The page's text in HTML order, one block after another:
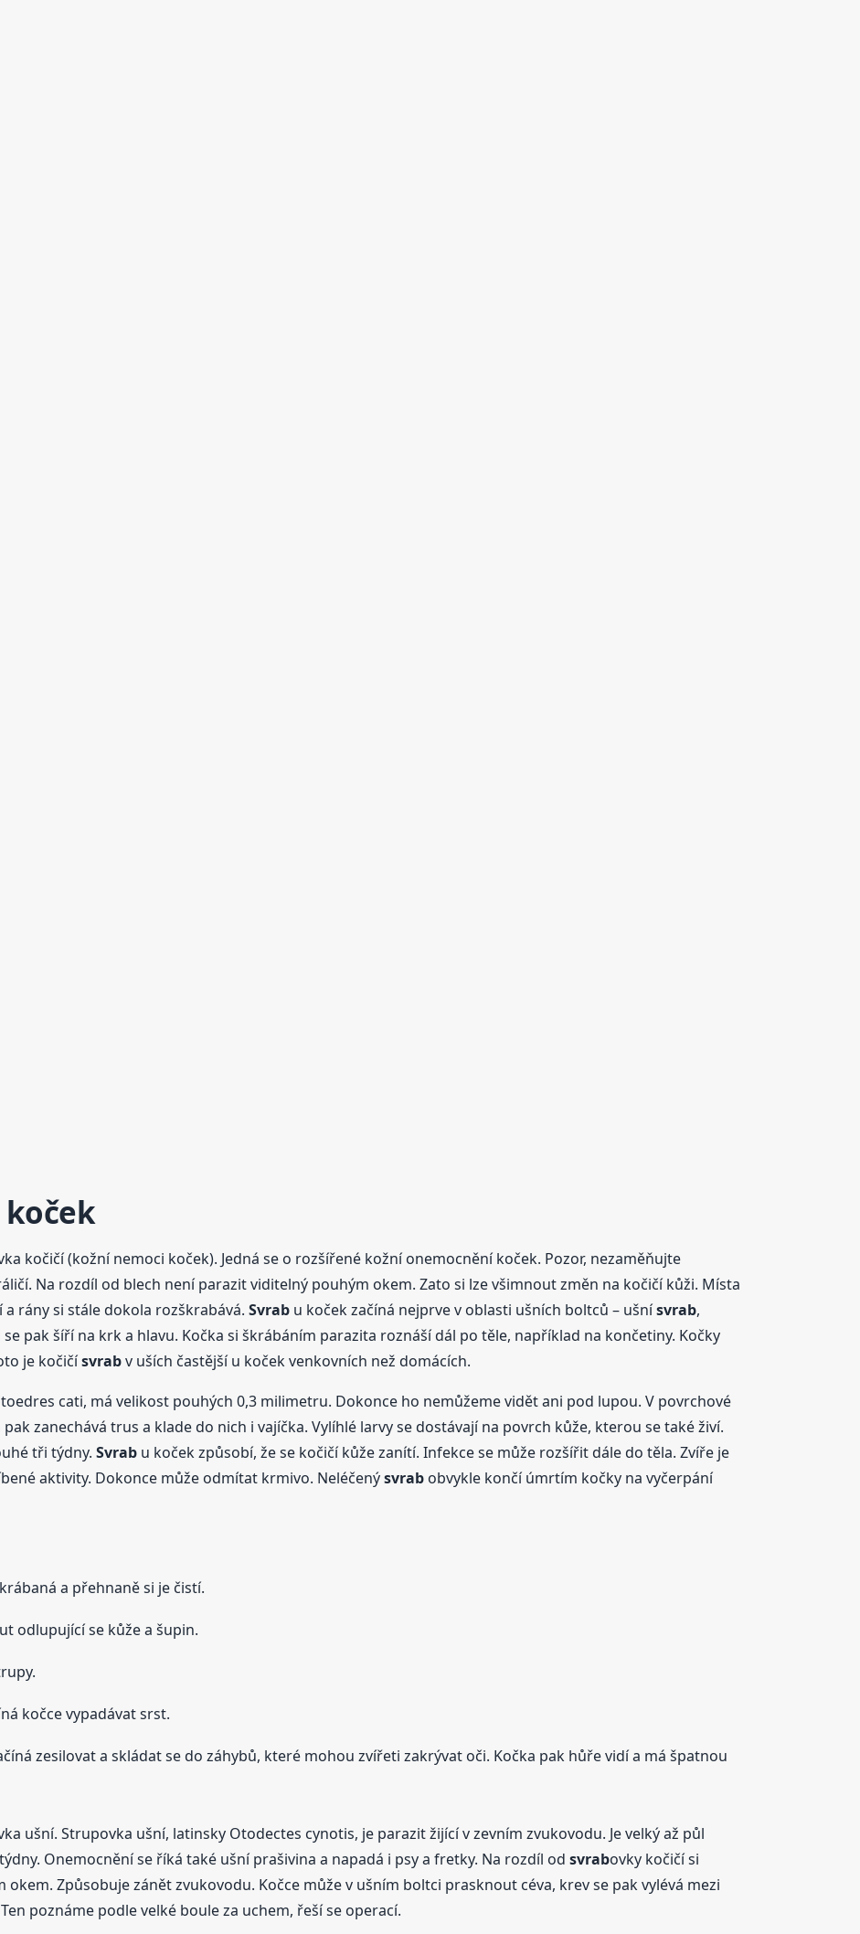
kočičí (kožní nemoci koček). Jedná se o rozšířené kožní onemocnění koček. Pozor, nezaměňujte
Na rozdíl od blech není parazit viditelný pouhým okem. Zato si lze všimnout změn na kočičí kůži. Místa
rány si stále dokola rozškrabává. Svrabu koček začíná nejprve v oblasti ušních boltců – ušnísvrab,
pak šíří na krk a hlavu. Kočka si škrábáním parazita roznáší dál po těle, například na končetiny. Kočky
je kočičísvrabv uších častější u koček venkovních než domácích.
cati, má velikost pouhých 0,3 milimetru. Dokonce ho nemůžeme vidět ani pod lupou. V povrchové
zanechává trus a klade do nich i vajíčka. Vylíhlé larvy se dostávají na povrch kůže, kterou se také živí.
tři týdny. Svrabu koček způsobí, že se kočičí kůže zanítí. Infekce se může rozšířit dále do těla. Zvíře je
aktivity. Dokonce může odmítat krmivo. Neléčenýsvrabobvykle končí úmrtím kočky na vyčerpání
a přehnaně si je čistí.
odlupující se kůže a šupin.
kočce vypadávat srst.
zesilovat a skládat se do záhybů, které mohou zvířeti zakrývat oči. Kočka pak hůře vidí a má špatnou
ušní. Strupovka ušní, latinsky Otodectes cynotis, je parazit žijící v zevním zvukovodu. Je velký až půl
Onemocnění se říká také ušní prašivina a napadá i psy a fretky. Na rozdíl od svrabovky kočičí si
Způsobuje zánět zvukovodu. Kočce může v ušním boltci prasknout céva, krev se pak vylévá mezi
poznáme podle velké boule za uchem, řeší se operací.